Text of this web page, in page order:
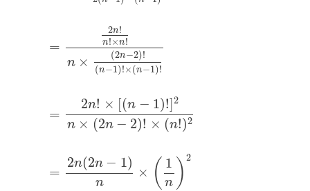
=
2n!
n!×n!
n × (2n−2)!
(n−1)!×(n−1)!
=
2n! × [(n − 1)!]2
n × (2n − 2)! × (n!)2
=
2n(2n − 1)
n
× ( 1
n ) 2